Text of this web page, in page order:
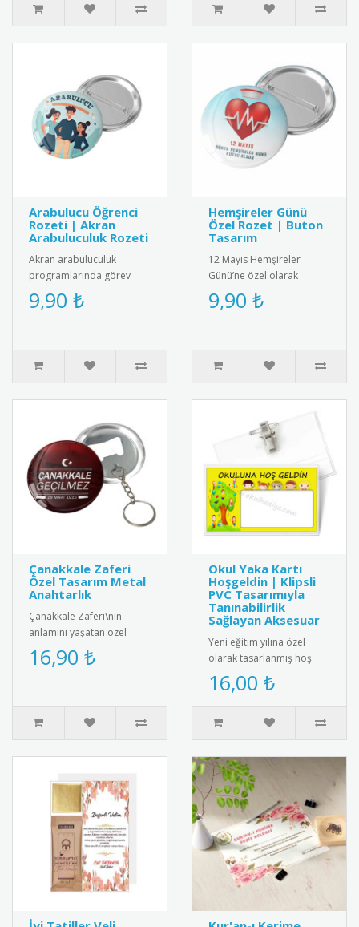
Arabulucu Öğrenci
Rozeti | Akran
Arabuluculuk Rozeti
Akran arabuluculuk
programlarında görev
alan öğrenciler için özel
tasarım rozet. Okulda
9,90 ₺
Hemşireler Günü
Özel Rozet | Buton
Tasarım
12 Mayıs Hemşireler
Günü’ne özel olarak
tasarlanmış anlamlı buton
rozet modeli. Sağlık
9,90 ₺
Çanakkale Zaferi
Özel Tasarım Metal
Anahtarlık
Çanakkale Zaferi\nin
anlamını yaşatan özel
tasarım metal anahtarlık.
Yüksek kaliteli paslanmaz
16,90 ₺
Okul Yaka Kartı
Hoşgeldin | Klipsli
PVC Tasarımıyla
Tanınabilirlik
Sağlayan Aksesuar
Yeni eğitim yılına özel
olarak tasarlanmış hoş
geldin temalı okul yaka
kartı. Klipsli PVC yapısı
say..
16,00 ₺